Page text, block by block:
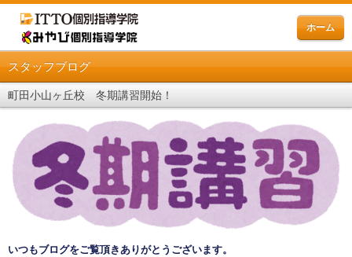
ホーム
スタッフブログ
町田小山ヶ丘校 冬期講習開始！
いつもブログをご覧頂きありがとうございます。